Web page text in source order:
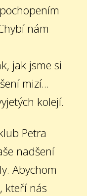
nám
jak jsme si
mizí...
kolejí.
Petra
nadšení
Abychom
kteří nás